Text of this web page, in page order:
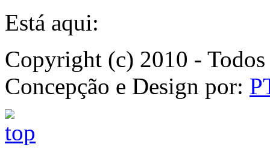
Está aqui:
Copyright (c) 2010 -
Concepção e Design por: